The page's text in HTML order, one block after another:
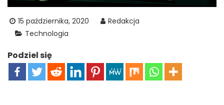
15 października, 2020
Redakcja
Technologia
Podziel się